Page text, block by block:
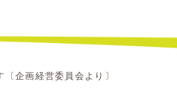
企画経営委員会より〕